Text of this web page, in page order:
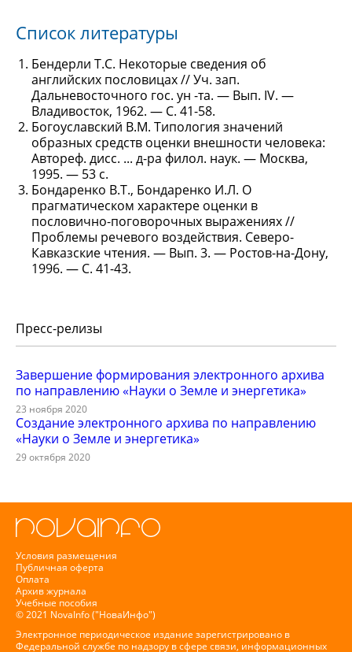
Список литературы
Бендерли Т.С. Некоторые сведения об
английских пословицах // Уч. зап.
Дальневосточного гос. ун -та. — Вып. IV. —
Владивосток, 1962. — С. 41-58.
Богоуславский В.М. Типология значений
образных средств оценки внешности человека:
Автореф. дисс. ... д-ра филол. наук. — Москва,
1995. — 53 с.
Бондаренко В.Т., Бондаренко И.Л. О
прагматическом характере оценки в
пословично-поговорочных выражениях //
Проблемы речевого воздействия. Северо-
Кавказские чтения. — Вып. 3. — Ростов-на-Дону,
1996. — С. 41-43.
Пресс-релизы
Завершение формирования электронного архива
по направлению «Науки о Земле и энергетика»
23 ноября 2020
Создание электронного архива по направлению
«Науки о Земле и энергетика»
29 октября 2020
Условия размещения
Публичная оферта
Оплата
Архив журнала
Учебные пособия
© 2021 NovaInfo ("НоваИнфо")
Электронное периодическое издание зарегистрировано в
Федеральной службе по надзору в сфере связи, информационных